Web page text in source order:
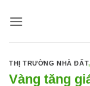
qua
THỊ TRƯỜNG NHÀ ĐẤT
Vàng tăng